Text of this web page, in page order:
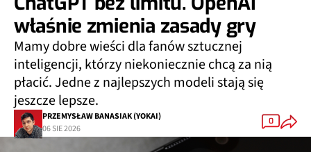
właśnie zmienia zasady gry
Mamy dobre wieści dla fanów sztucznej
inteligencji, którzy niekoniecznie chcą za nią
płacić. Jedne z najlepszych modeli stają się
jeszcze lepsze.
PRZEMYSŁAW BANASIAK (YOKAI)
06 SIE 2026
0